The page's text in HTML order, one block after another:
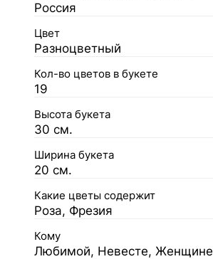
Россия
Цвет
Разноцветный
Кол-во цветов в букете
19
Высота букета
30 см.
Ширина букета
20 см.
Какие цветы содержит
Роза, Фрезия
Кому
Любимой, Невесте, Женщине